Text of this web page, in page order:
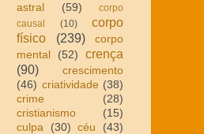
astral
(59)
corpo
causal
(10)
corpo
físico
(239)
corpo
mental
(52)
crença
(90)
crescimento
(46) criatividade (38)
crime
(28)
cristianismo
(15)
culpa
(30) céu
(43)